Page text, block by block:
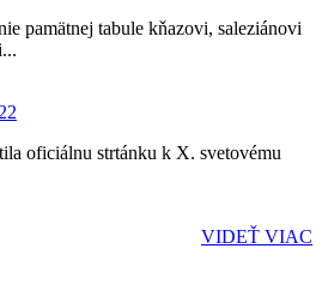
pamätnej tabule kňazovi, saleziánovi
oficiálnu strtánku k X. svetovému
VIDEŤ VIAC